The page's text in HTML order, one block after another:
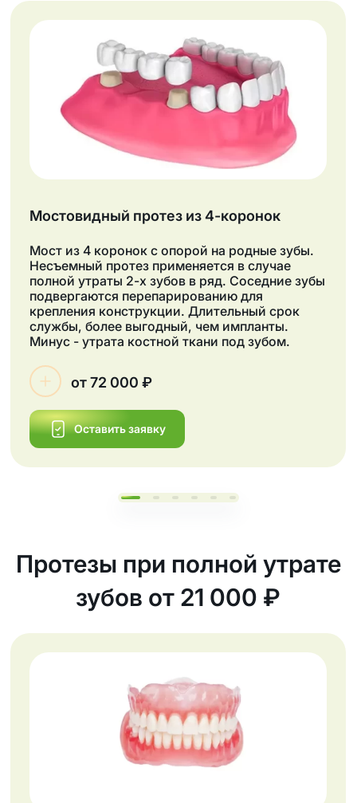
Мостовидный протез из 4-коронок
Мост из 4 коронок с опорой на родные зубы.
Несъемный протез применяется в случае
полной утраты 2-х зубов в ряд. Соседние зубы
подвергаются перепарированию для
крепления конструкции. Длительный срок
службы, более выгодный, чем импланты.
Минус - утрата костной ткани под зубом.
от 72 000 ₽
Оставить заявку
Протезы при полной утрате
зубов от 21 000 ₽